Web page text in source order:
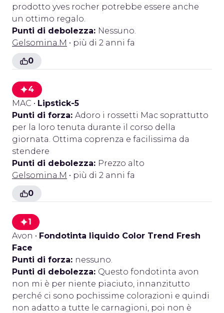
prodotto yves rocher potrebbe essere anche
un ottimo regalo.
Punti di debolezza: Nessuno.
Gelsomina.M • più di 2 anni fa
0
4
MAC • Lipstick-5
Punti di forza: Adoro i rossetti Mac soprattutto
per la loro tenuta durante il corso della
giornata. Ottima coprenza e facilissima da
stendere
Punti di debolezza: Prezzo alto
Gelsomina.M • più di 2 anni fa
0
1
Avon • Fondotinta liquido Color Trend Fresh
Face
Punti di forza: nessuno.
Punti di debolezza: Questo fondotinta avon
non mi è per niente piaciuto, innanzitutto
perché ci sono pochissime colorazioni e quindi
non adatto a tutte le carnagioni, poi non è